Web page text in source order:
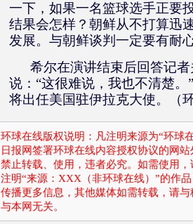
一下，如果一名篮球选手正要
结果会怎样？朝鲜从不打算迅
发展。与朝鲜谈判一定要有耐
希尔在演讲结束后回答记
说：“这很难说，我也不清楚
将出任美国驻伊拉克大使。（
环球在线版权说明：凡注明来源为“环球
日报网签署环球在线内容授权协议的网
禁止转载、使用，违者必究。如需使用
注明“来源：XXX（非环球在线）”的作
传播更多信息，其他媒体如需转载，请
与本网无关。